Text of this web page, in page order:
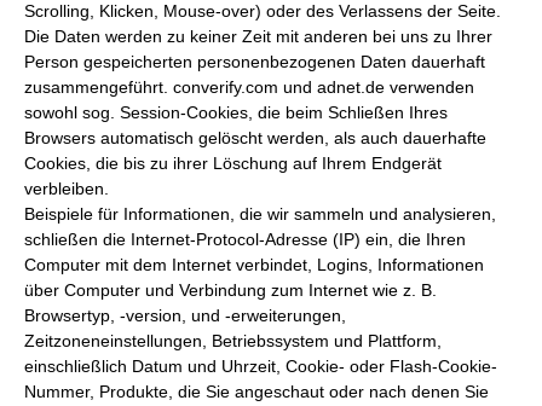
Scrolling, Klicken, Mouse-over) oder des Verlassens der Seite.
Die Daten werden zu keiner Zeit mit anderen bei uns zu Ihrer
Person gespeicherten personenbezogenen Daten dauerhaft
zusammengeführt. converify.com und adnet.de verwenden
sowohl sog. Session-Cookies, die beim Schließen Ihres
Browsers automatisch gelöscht werden, als auch dauerhafte
Cookies, die bis zu ihrer Löschung auf Ihrem Endgerät
verbleiben.
Beispiele für Informationen, die wir sammeln und analysieren,
schließen die Internet-Protocol-Adresse (IP) ein, die Ihren
Computer mit dem Internet verbindet, Logins, Informationen
über Computer und Verbindung zum Internet wie z. B.
Browsertyp, -version, und -erweiterungen,
Zeitzoneneinstellungen, Betriebssystem und Plattform,
einschließlich Datum und Uhrzeit, Cookie- oder Flash-Cookie-
Nummer, Produkte, die Sie angeschaut oder nach denen Sie